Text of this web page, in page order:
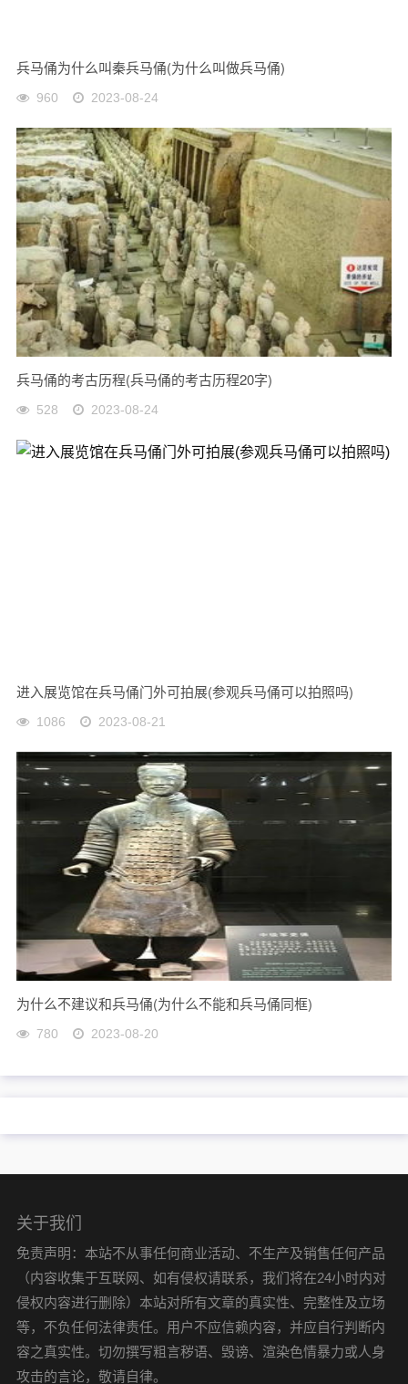
兵马俑为什么叫秦兵马俑(为什么叫做兵马俑)
960 2023-08-24
兵马俑的考古历程(兵马俑的考古历程20字)
528 2023-08-24
进入展览馆在兵马俑门外可拍展(参观兵马俑可以拍照吗)
1086 2023-08-21
为什么不建议和兵马俑(为什么不能和兵马俑同框)
780 2023-08-20
关于我们
免责声明：本站不从事任何商业活动、不生产及销售任何产品
（内容收集于互联网、如有侵权请联系，我们将在24小时内对
侵权内容进行删除）本站对所有文章的真实性、完整性及立场
等，不负任何法律责任。用户不应信赖内容，并应自行判断内
容之真实性。切勿撰写粗言秽语、毁谤、渲染色情暴力或人身
攻击的言论，敬请自律。